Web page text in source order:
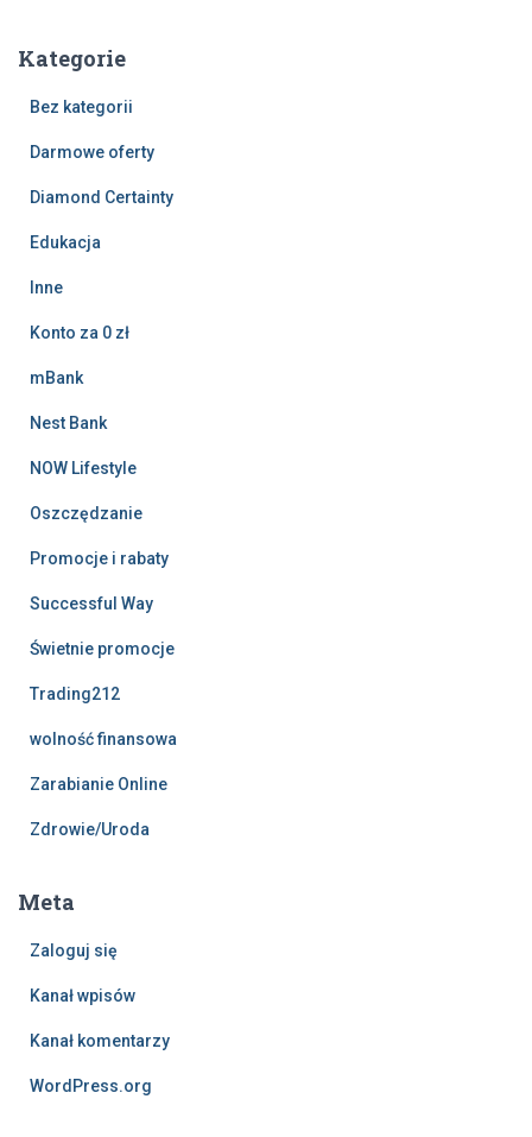
Kategorie
Bez kategorii
Darmowe oferty
Diamond Certainty
Edukacja
Inne
Konto za 0 zł
mBank
Nest Bank
NOW Lifestyle
Oszczędzanie
Promocje i rabaty
Successful Way
Świetnie promocje
Trading212
wolność finansowa
Zarabianie Online
Zdrowie/Uroda
Meta
Zaloguj się
Kanał wpisów
Kanał komentarzy
WordPress.org